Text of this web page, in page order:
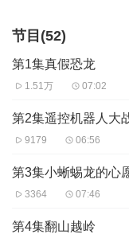
节目(52)
第1集真假恐龙
1.51万 07:02
第2集遥控机器人大
9179 06:56
第3集小蜥蜴龙的心
3364 07:46
第4集翻山越岭